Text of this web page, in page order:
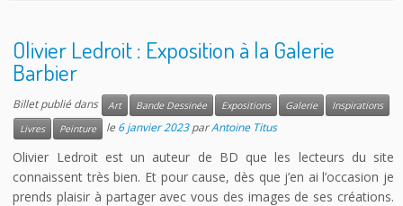
Olivier Ledroit : Exposition à la Galerie
Barbier
Billet publié dans Art Bande Dessinée Expositions Galerie
Inspirations
Livres
Peinture le 6 janvier 2023 parAntoine Titus
Olivier Ledroit est un auteur de BD que les lecteurs du site
connaissent très bien. Et pour cause, dès que j’en ai l’occasion je
prends plaisir à partager avec vous des images de ses créations.